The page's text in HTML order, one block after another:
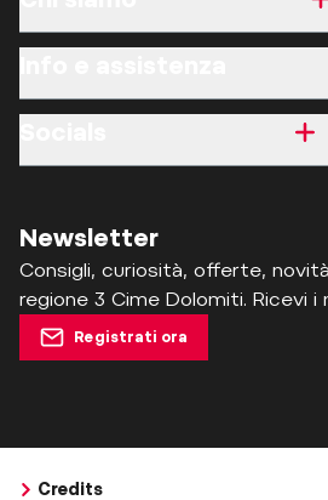
Newsletter
Consigli, curiosità, offerte,
regione 3 Cime Dolomiti. Ricevi
Registrati ora
Credits